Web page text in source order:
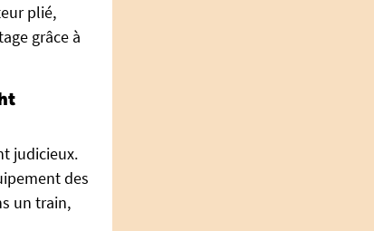
plié,
grâce à
judicieux.
des
un train,